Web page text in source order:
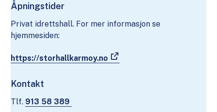
Åpningstider
Privat idrettshall. For mer informasjon se
hjemmesiden:
https://storhallkarmoy.no
Kontakt
Tlf. 913 58 389